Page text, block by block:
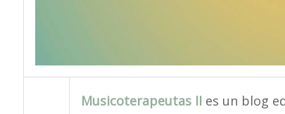
Musicoterapeutas IIes un blog